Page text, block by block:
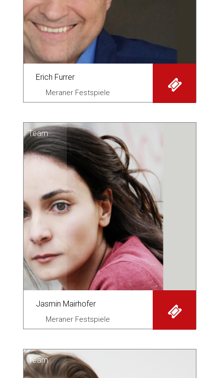
Erich Furrer
Meraner Festspiele
Team
Jasmin Mairhofer
Meraner Festspiele
Team